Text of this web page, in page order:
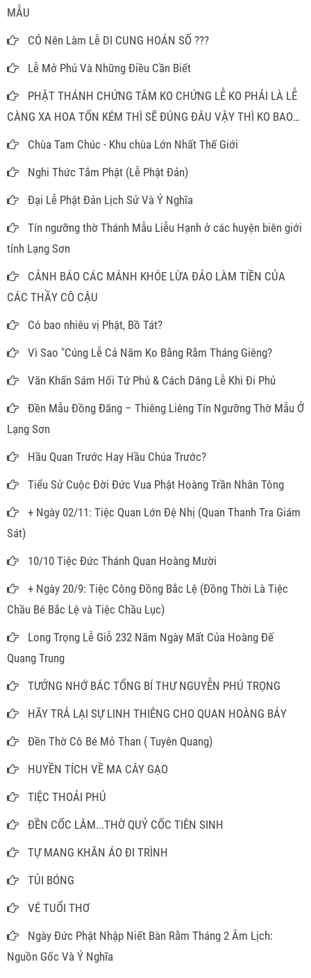
MẪU
CÓ Nên Làm Lễ DI CUNG HOÁN SỐ ???
Lễ Mở Phủ Và Những Điều Cần Biết
PHẬT THÁNH CHỨNG TÂM KO CHỨNG LỄ KO PHẢI LÀ LỄ
CÀNG XA HOA TỐN KÉM THÌ SẼ ĐÚNG ĐÂU VẬY THÌ KO BAO
GIỜ PHẢI MÂM CAO CỖ ĐẦY ĐỂ LÀM GÌ
Chùa Tam Chúc - Khu chùa Lớn Nhất Thế Giới
Nghi Thức Tắm Phật (Lễ Phật Đản)
Đại Lễ Phật Đản Lịch Sử Và Ý Nghĩa
Tín ngưỡng thờ Thánh Mẫu Liễu Hạnh ở các huyện biên giới
tỉnh Lạng Sơn
CẢNH BÁO CÁC MÁNH KHÓE LỪA ĐẢO LÀM TIỀN CỦA
CÁC THẦY CÔ CẬU
Có bao nhiêu vị Phật, Bồ Tát?
Vì Sao "Cúng Lễ Cả Năm Ko Bằng Rằm Tháng Giêng?
Văn Khấn Sám Hối Tứ Phủ & Cách Dâng Lễ Khi Đi Phủ
Đền Mẫu Đồng Đăng – Thiêng Liêng Tín Ngưỡng Thờ Mẫu Ở
Lạng Sơn
Hầu Quan Trước Hay Hầu Chúa Trước?
Tiểu Sử Cuộc Đời Đức Vua Phật Hoàng Trần Nhân Tông
+ Ngày 02/11: Tiệc Quan Lớn Đệ Nhị (Quan Thanh Tra Giám
Sát)
10/10 Tiệc Đức Thánh Quan Hoàng Mười
+ Ngày 20/9: Tiệc Công Đồng Bắc Lệ (Đồng Thời Là Tiệc
Chầu Bé Bắc Lệ và Tiệc Chầu Lục)
Long Trọng Lễ Giỗ 232 Năm Ngày Mất Của Hoàng Đế
Quang Trung
TƯỞNG NHỚ BÁC TỔNG BÍ THƯ NGUYỄN PHÚ TRỌNG
HÃY TRẢ LẠI SỰ LINH THIÊNG CHO QUAN HOÀNG BẢY
Đền Thờ Cô Bé Mỏ Than ( Tuyên Quang)
HUYỀN TÍCH VỀ MA CÂY GẠO
TIỆC THOẢI PHỦ
ĐỀN CỐC LÂM...THỜ QUỶ CỐC TIÊN SINH
TỰ MANG KHĂN ÁO ĐI TRÌNH
TỦI BÓNG
VÉ TUỔI THƠ
Ngày Đức Phật Nhập Niết Bàn Rằm Tháng 2 Âm Lịch:
Nguồn Gốc Và Ý Nghĩa